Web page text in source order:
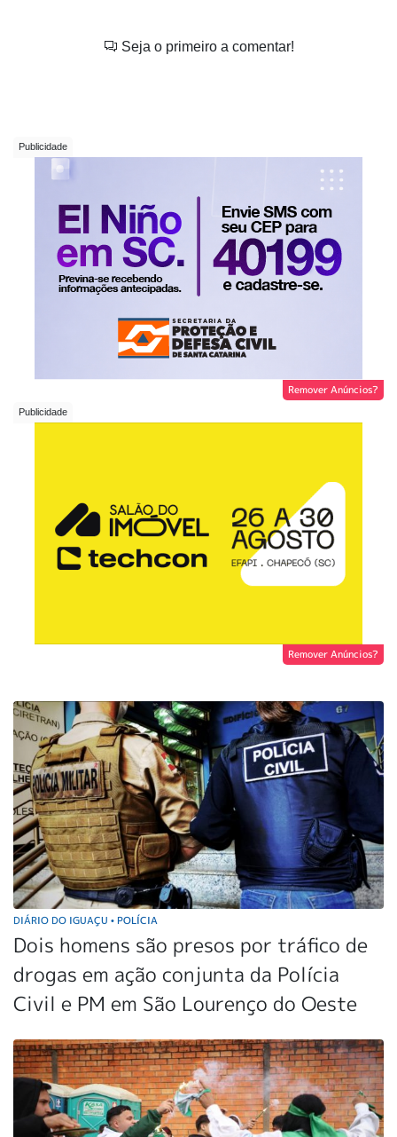
Seja o primeiro a comentar!
Remover Anúncios?
Remover Anúncios?
DIÁRIO DO IGUAÇU • POLÍCIA
Dois homens são presos por tráfico de
drogas em ação conjunta da Polícia
Civil e PM em São Lourenço do Oeste